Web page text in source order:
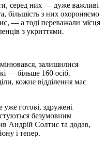
серед них — дуже важливі
більшість з них охороняємо
— а тоді переважали місця
з укриттями.
залишилися
— більше 160 осіб.
кожне відділення має
готові, здружені
безумовним
Андрій Солтис та додав,
і тепер.